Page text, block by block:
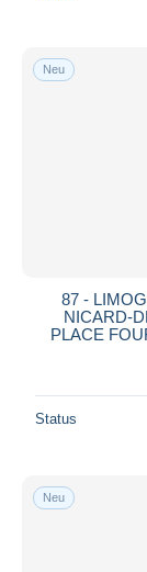
Neu
87 -
NICARD-
PLACE
Status
Neu